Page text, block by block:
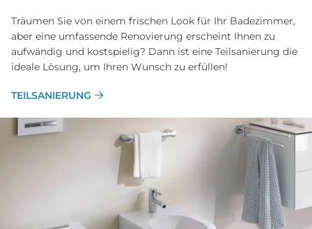
Träumen Sie von einem frischen Look für Ihr Badezimmer,
aber eine umfassende Renovierung erscheint Ihnen zu
aufwändig und kostspielig? Dann ist eine Teilsanierung die
ideale Lösung, um Ihren Wunsch zu erfüllen!
TEILSANIERUNG